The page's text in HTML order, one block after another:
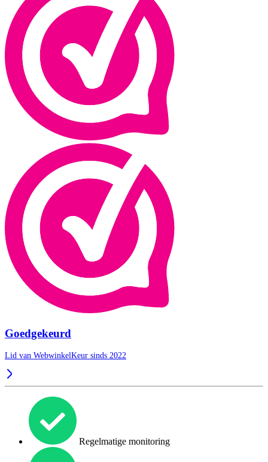
Goedgekeurd
Lid van WebwinkelKeur sinds 2022
Regelmatige monitoring